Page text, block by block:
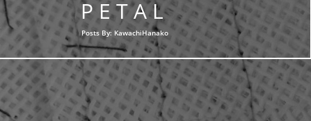
PETAL
Posts By: KawachiHanako